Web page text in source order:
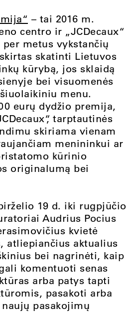
– tai 2016 m.
centro ir „JCDecaux“
metus vykstančių
skatinti Lietuvos
kūrybą, jos sklaidą
bei visuomenės
menu.
eurų dydžio premija,
tarptautinės
skiriama vienam
menininkui ar
kūrinio
originalumą bei
19 d. iki rugpjūčio
Audrius Pocius
kvietė
atliepiančius aktualius
bei nagrinėti, kaip
komentuoti senas
arba patys tapti
pasakoti arba
pasakojimų